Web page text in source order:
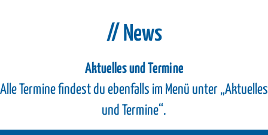
// News
Aktuelles und Termine
Alle Termine findest du ebenfalls im Menü unter „Aktuelles
und Termine“.